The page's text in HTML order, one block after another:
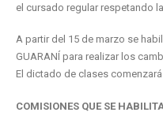
el cursado regular respetando
A partir del 15 de marzo se
GUARANÍ para realizar los
El dictado de clases
COMISIONES QUE SE